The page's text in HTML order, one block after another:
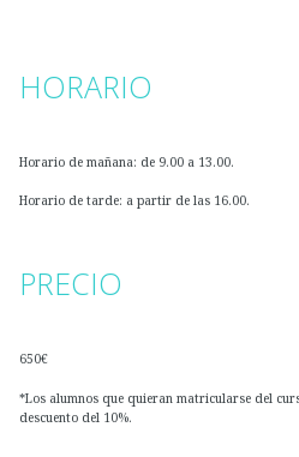
HORARIO
Horario de mañana: de 9.00 a 13.00.
Horario de tarde: a partir de las 16.00.
PRECIO
650€
*Los alumnos que quieran matricularse del
descuento del 10%.